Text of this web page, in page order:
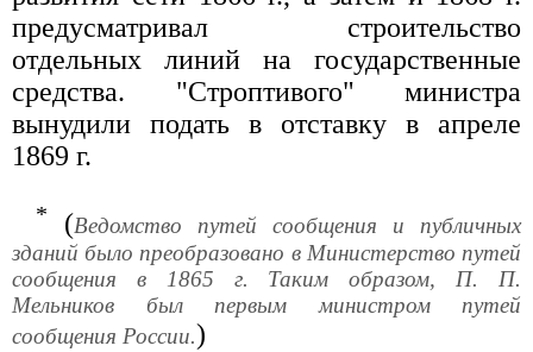
предусматривал строительство
отдельных линий на государственные
средства. "Строптивого" министра
вынудили подать в отставку в апреле
1869 г.
* (Ведомство путей сообщения и публичных
зданий было преобразовано в Министерство путей
сообщения в 1865 г. Таким образом, П. П.
Мельников был первым министром путей
сообщения России.)